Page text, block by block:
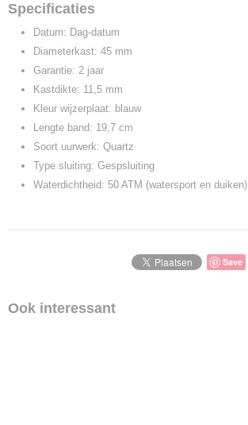
Specificaties
Datum: Dag-datum
Diameterkast: 45 mm
Garantie: 2 jaar
Kastdikte: 11,5 mm
Kleur wijzerplaat: blauw
Lengte band: 19,7 cm
Soort uurwerk: Quartz
Type sluiting: Gespsluiting
Waterdichtheid: 50 ATM (watersport en duiken)
Save
Ook interessant